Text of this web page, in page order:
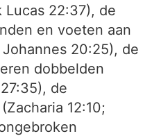
22:37), de
en voeten aan
20:25), de
dobbelden
de
12:10;